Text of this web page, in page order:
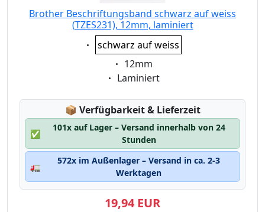
Brother Beschriftungsband schwarz auf weiss
(TZES231), 12mm, laminiert
Eigenschaft:
schwarz auf weiss
Eigenschaft:
12mm
Eigenschaft:
Laminiert
📦 Lagerstatus:
Verfügbarkeit & Lieferzeit
✅
101x auf Lager – Versand innerhalb von 24
Stunden
🚛
572x im Außenlager – Versand in ca. 2-3
Werktagen
19,94 EUR